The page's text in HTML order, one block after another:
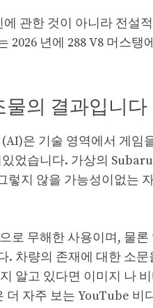
관한 것이 아니라 전설
2026 년에 288 V8 머스
물의 결과입니다
은 기술 영역에서 게
었습니다. 가상의
지 않을 가능성이없는
로 무해한 사용이며, 물
. 차량의 존재에 대한 소
알고 있다면 이미지 나
더 자주 보는 YouTube